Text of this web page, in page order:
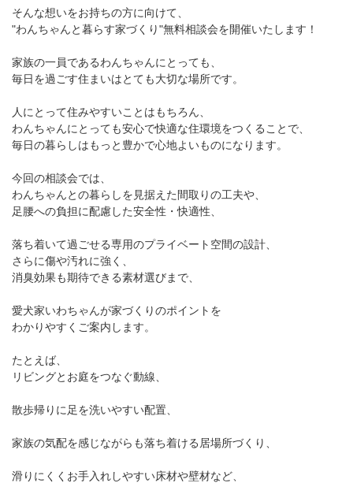
そんな想いをお持ちの方に向けて、
"わんちゃんと暮らす家づくり"無料相談会を開催いたします！
家族の一員であるわんちゃんにとっても、
毎日を過ごす住まいはとても大切な場所です。
人にとって住みやすいことはもちろん、
わんちゃんにとっても安心で快適な住環境をつくることで、
毎日の暮らしはもっと豊かで心地よいものになります。
今回の相談会では、
わんちゃんとの暮らしを見据えた間取りの工夫や、
足腰への負担に配慮した安全性・快適性、
落ち着いて過ごせる専用のプライベート空間の設計、
さらに傷や汚れに強く、
消臭効果も期待できる素材選びまで、
愛犬家いわちゃんが家づくりのポイントを
わかりやすくご案内します。
たとえば、
リビングとお庭をつなぐ動線、
散歩帰りに足を洗いやすい配置、
家族の気配を感じながらも落ち着ける居場所づくり、
滑りにくくお手入れしやすい床材や壁材など、